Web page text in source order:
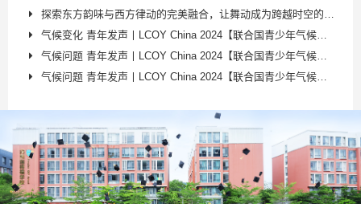
探索东方韵味与西方律动的完美融合，让舞动成为跨越时空的艺术表达！瑞得福2024开学典礼Judy王同学表演国风爵士
气候变化 青年发声丨LCOY China 2024【联合国青少年气候峰会·中国区大会】，瑞得福学子Amanda范誉蓝同学主题演讲获小组第二名及最佳风采奖
气候问题 青年发声丨LCOY China 2024【联合国青少年气候峰会·中国区大会】，瑞得福学子Page陈沛铨同学荣获主题演讲第二名
气候问题 青年发声丨LCOY China 2024【联合国青少年气候峰会·中国区大会】，瑞得福学子Snow董婉儿同学担任大会主持人，并荣获全球议题奖